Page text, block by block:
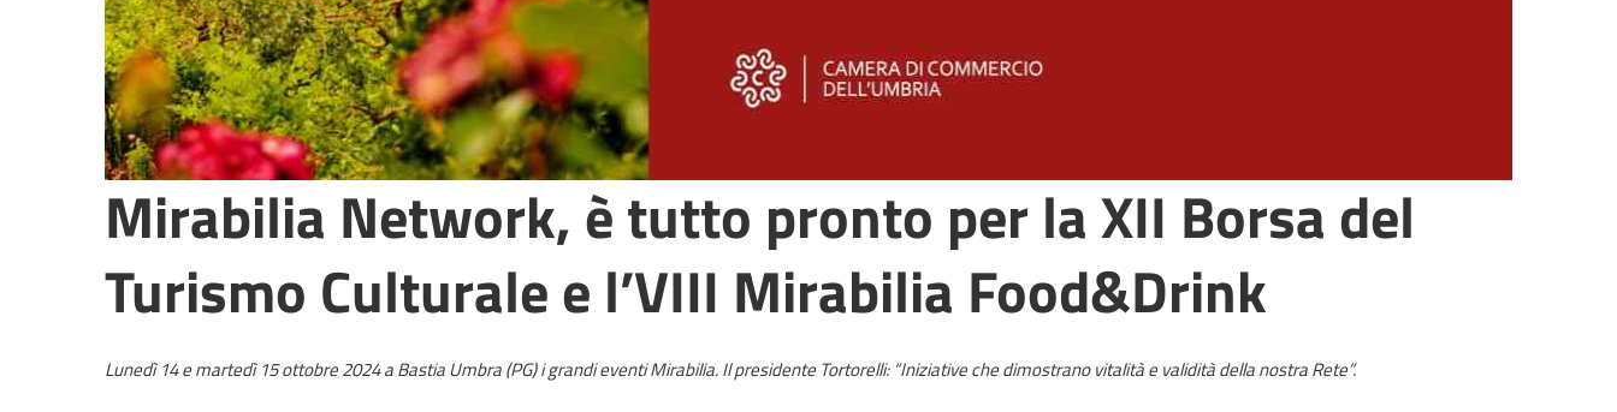
Mirabilia Network, è tutto pronto per la XII Borsa del
Turismo Culturale e l’VIII Mirabilia Food&Drink
Lunedì 14 e martedì 15 ottobre 2024 a Bastia Umbra (PG) i grandi eventi Mirabilia. Il presidente Tortorelli: “Iniziative che dimostrano vitalità e validità della nostra Rete”.